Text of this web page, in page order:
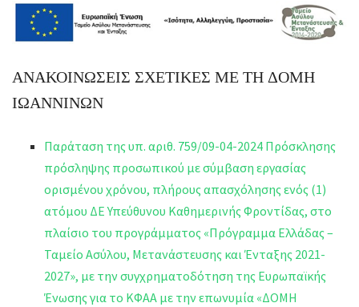
ΑΝΑΚΟΙΝΩΣΕΙΣ ΣΧΕΤΙΚΕΣ ΜΕ ΤΗ ΔΟΜΗ
ΙΩΑΝΝΙΝΩΝ
Παράταση της υπ. αριθ. 759/09-04-2024 Πρόσκλησης
πρόσληψης προσωπικού με σύμβαση εργασίας
ορισμένου χρόνου, πλήρους απασχόλησης ενός (1)
ατόμου ΔΕ Υπεύθυνου Καθημερινής Φροντίδας, στο
πλαίσιο του προγράμματος «Πρόγραμμα Ελλάδας –
Ταμείο Ασύλου, Μετανάστευσης και Ένταξης 2021-
2027», με την συγχρηματοδότηση της Ευρωπαϊκής
Ένωσης για το ΚΦΑΑ με την επωνυμία «ΔΟΜΗ